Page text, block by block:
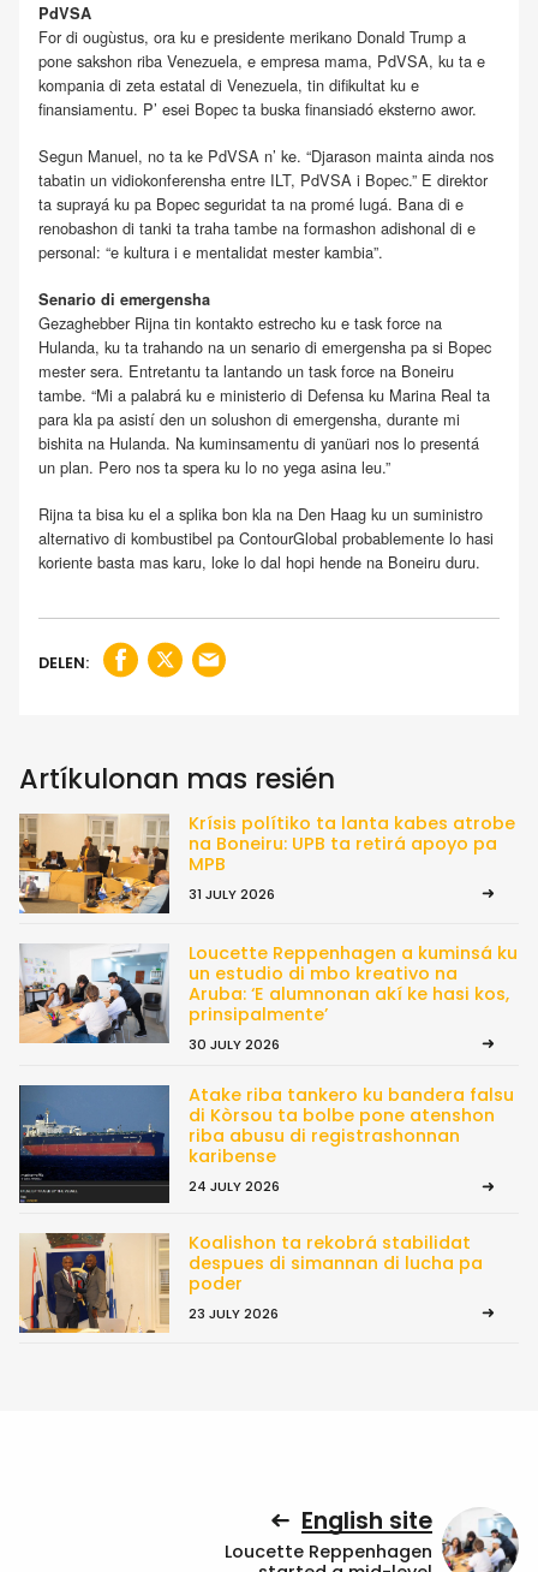
PdVSA
For di ougùstus, ora ku e presidente merikano Donald Trump a
pone sakshon riba Venezuela, e empresa mama, PdVSA, ku ta e
kompania di zeta estatal di Venezuela, tin difikultat ku e
finansiamentu. P’ esei Bopec ta buska finansiadó eksterno awor.
Segun Manuel, no ta ke PdVSA n’ ke. “Djarason mainta ainda nos
tabatin un vidiokonferensha entre ILT, PdVSA i Bopec.” E direktor
ta suprayá ku pa Bopec seguridat ta na promé lugá. Bana di e
renobashon di tanki ta traha tambe na formashon adishonal di e
personal: “e kultura i e mentalidat mester kambia”.
Senario di emergensha
Gezaghebber Rijna tin kontakto estrecho ku e task force na
Hulanda, ku ta trahando na un senario di emergensha pa si Bopec
mester sera. Entretantu ta lantando un task force na Boneiru
tambe. “Mi a palabrá ku e ministerio di Defensa ku Marina Real ta
para kla pa asistí den un solushon di emergensha, durante mi
bishita na Hulanda. Na kuminsamentu di yanüari nos lo presentá
un plan. Pero nos ta spera ku lo no yega asina leu.”
Rijna ta bisa ku el a splika bon kla na Den Haag ku un suministro
alternativo di kombustibel pa ContourGlobal probablemente lo hasi
koriente basta mas karu, loke lo dal hopi hende na Boneiru duru.
DELEN:
Artíkulonan mas resién
Krísis polítiko ta lanta kabes atrobe
na Boneiru: UPB ta retirá apoyo pa
MPB
31 JULY 2026
Loucette Reppenhagen a kuminsá ku
un estudio di mbo kreativo na
Aruba: ‘E alumnonan akí ke hasi kos,
prinsipalmente’
30 JULY 2026
Atake riba tankero ku bandera falsu
di Kòrsou ta bolbe pone atenshon
riba abusu di registrashonnan
karibense
24 JULY 2026
Koalishon ta rekobrá stabilidat
despues di simannan di lucha pa
poder
23 JULY 2026
English site
Loucette Reppenhagen